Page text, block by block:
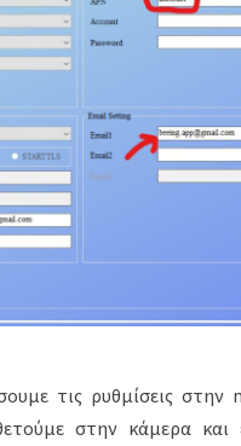
τις ρυθμίσεις στην
στην κάμερα και